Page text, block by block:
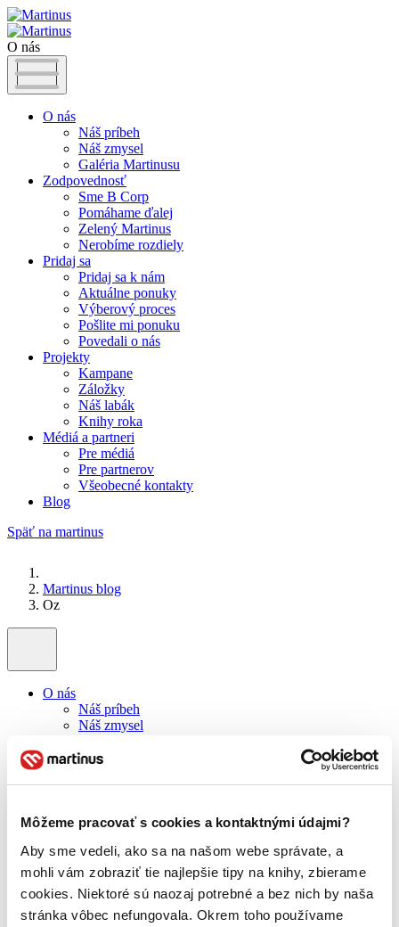
Môžeme pracovať s cookies a kontaktnými údajmi?
Aby sme vedeli, ako sa na našom webe správate, a
mohli vám zobraziť tie najlepšie tipy na knihy, zbierame
cookies. Niektoré sú naozaj potrebné a bez nich by naša
stránka vôbec nefungovala. Okrem toho používame
O nás
O nás
Náš príbeh
Náš zmysel
Galéria Martinusu
Zodpovednosť
Sme B Corp
Pomáhame ďalej
Zelený Martinus
Nerobíme rozdiely
Pridaj sa
Pridaj sa k nám
Aktuálne ponuky
Výberový proces
Pošlite mi ponuku
Povedali o nás
Projekty
Kampane
Záložky
Náš labák
Knihy roka
Médiá a partneri
Pre médiá
Pre partnerov
Všeobecné kontakty
Blog
Späť na martinus
Martinus blog
Oz
O nás
Náš príbeh
Náš zmysel
Zodpovednosť
Pomáhame ďalej
Nerobíme rozdiely
Pridaj sa k nám
Aktuálne ponuky
Výberový proces
Pošlite mi ponuku
Povedali o nás